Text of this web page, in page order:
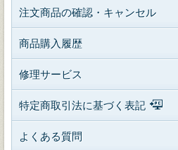
注文商品の確認・キャンセル
商品購入履歴
修理サービス
特定商取引法に基づく表記
よくある質問